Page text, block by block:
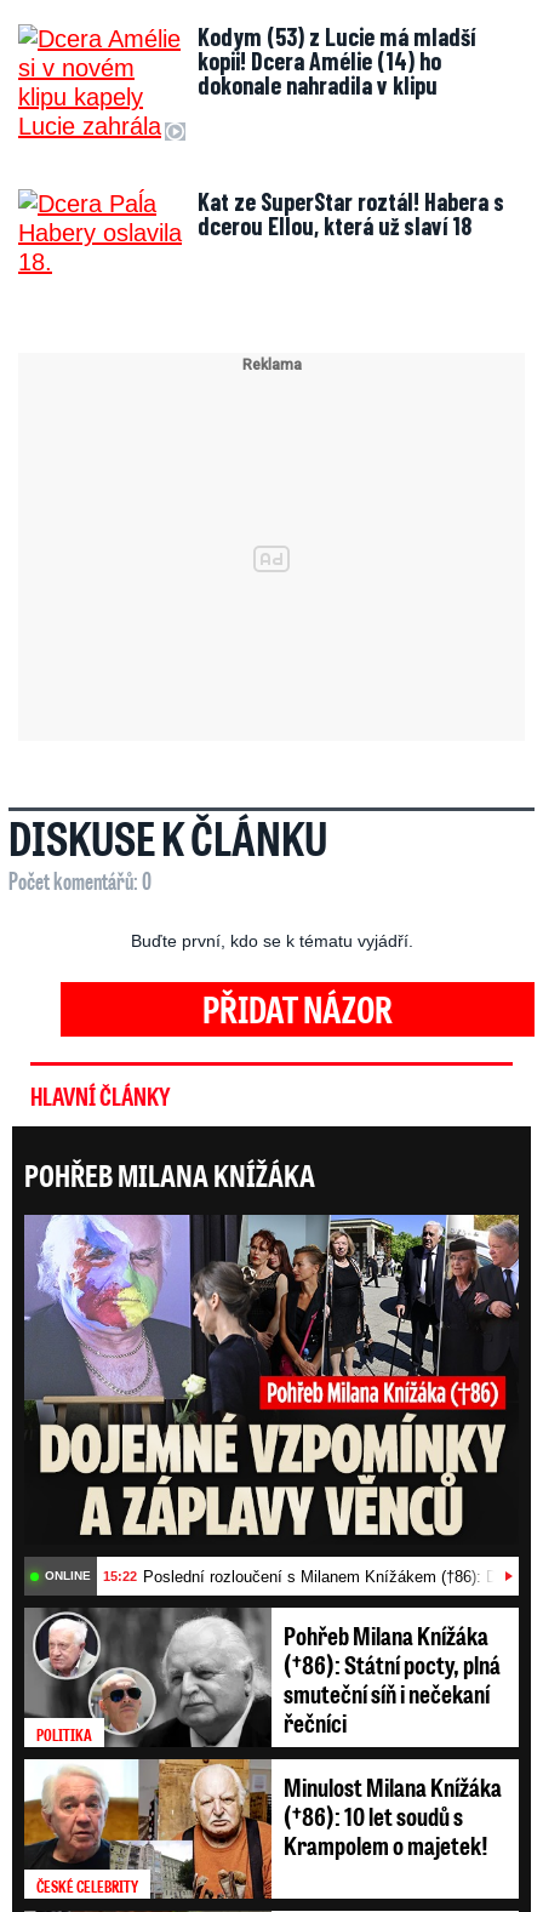
Kodym (53) z Lucie má mladší
kopii! Dcera Amélie (14) ho
dokonale nahradila v klipu
Kat ze SuperStar roztál! Habera s
dcerou Ellou, která už slaví 18
DISKUSE K ČLÁNKU
Počet komentářů: 0
Buďte první, kdo se k tématu vyjádří.
PŘIDAT NÁZOR
HLAVNÍ ČLÁNKY
POHŘEB MILANA KNÍŽÁKA
ONLINE 15:22 Poslední rozloučení s Milanem Knížákem (†86):
POLITIKA
Pohřeb Milana Knížáka
(†86): Státní pocty, plná
smuteční síň i nečekaní
řečníci
ČESKÉ CELEBRITY
Minulost Milana Knížáka
(†86): 10 let soudů s
Krampolem o majetek!